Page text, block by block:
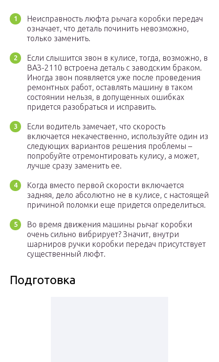
Неисправность люфта рычага коробки передач
означает, что деталь починить невозможно,
только заменить.
Если слышится звон в кулисе, тогда, возможно, в
ВАЗ-2110 встроена деталь с заводским браком.
Иногда звон появляется уже после проведения
ремонтных работ, оставлять машину в таком
состоянии нельзя, в допущенных ошибках
придется разобраться и исправить.
Если водитель замечает, что скорость
включается некачественно, используйте один из
следующих вариантов решения проблемы –
попробуйте отремонтировать кулису, а может,
лучше сразу заменить ее.
Когда вместо первой скорости включается
задняя, дело абсолютно не в кулисе, с настоящей
причиной поломки еще придется определиться.
Во время движения машины рычаг коробки
очень сильно вибрирует? Значит, внутри
шарниров ручки коробки передач присутствует
существенный люфт.
Подготовка